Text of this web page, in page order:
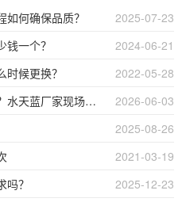
2025-07-23
何确保品质？
2024-06-21
一个？
2022-05-28
候更换？
2026-06-03
袋式过滤器阀门卡死怎么处理？水天蓝厂家现场实操讲解
2025-08-26
2021-03-19
2025-12-23
？